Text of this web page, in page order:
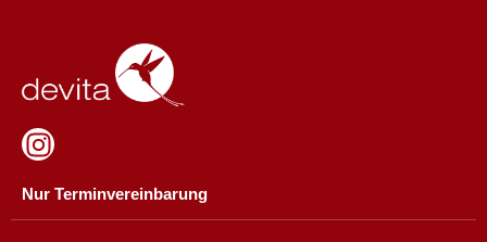
Nur Terminvereinbarung